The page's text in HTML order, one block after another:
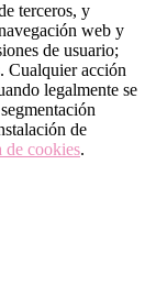
terceros, y
web y
de usuario;
Cualquier acción
legalmente se
de
de cookies.